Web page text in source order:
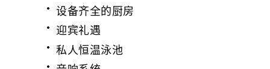
设备齐全的厨房
迎宾礼遇
私人恒温泳池